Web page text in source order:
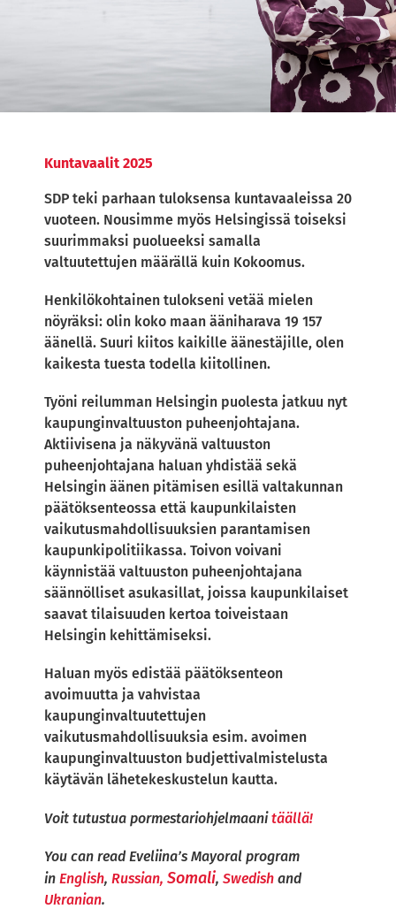
Kuntavaalit 2025
SDP teki parhaan tuloksensa kuntavaaleissa 20
vuoteen. Nousimme myös Helsingissä toiseksi
suurimmaksi puolueeksi samalla
valtuutettujen määrällä kuin Kokoomus.
Henkilökohtainen tulokseni vetää mielen
nöyräksi: olin koko maan ääniharava 19 157
äänellä. Suuri kiitos kaikille äänestäjille, olen
kaikesta tuesta todella kiitollinen.
Työni reilumman Helsingin puolesta jatkuu nyt
kaupunginvaltuuston puheenjohtajana.
Aktiivisena ja näkyvänä valtuuston
puheenjohtajana haluan yhdistää sekä
Helsingin äänen pitämisen esillä valtakunnan
päätöksenteossa että kaupunkilaisten
vaikutusmahdollisuuksien parantamisen
kaupunkipolitiikassa. Toivon voivani
käynnistää valtuuston puheenjohtajana
säännölliset asukasillat, joissa kaupunkilaiset
saavat tilaisuuden kertoa toiveistaan
Helsingin kehittämiseksi.
Haluan myös edistää päätöksenteon
avoimuutta ja vahvistaa
kaupunginvaltuutettujen
vaikutusmahdollisuuksia esim. avoimen
kaupunginvaltuuston budjettivalmistelusta
käytävän lähetekeskustelun kautta.
Voit tutustua pormestariohjelmaanitäällä!
You can read Eveliina’s Mayoral program
in English, Russian, Somali, Swedish and
Ukranian.